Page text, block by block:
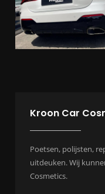
Kroon Car
Poetsen, polijsten,
uitdeuken. Wij
Cosmetics.